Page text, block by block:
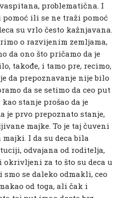
problematična. I
ili se ne traži pomoć
su vrlo često kažnjavana.
o razvijenim zemljama,
da ono što pričamo da je
takođe, i tamo pre, recimo,
je da prepoznavanje nije bilo
da se setimo da ceo put
stanje prošao da je
je prvo prepoznato stanje,
majke. To je taj čuveni
I da su deca bila
odvajana od roditelja,
za to što su deca u
se daleko odmakli, ceo
od toga, ali čak i